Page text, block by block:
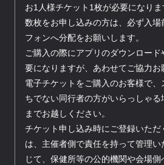
お1人様チケット1枚が必要になり
数枚をお申し込みの方は、必ず入場
フォンへ分配をお願いします。
ご購入の際にアプリのダウンロー
要になりますが、あわせてご協力お
電子チケットをご購入のお客様で
ちでない同行者の方がいらっしゃる
までお越しください。
チケット申し込み時にご登録いただ
は、主催者側で責任を持って管理
じて、保健所等の公的機関や会場